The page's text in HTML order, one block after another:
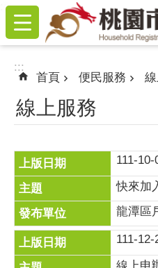
跳到主要內容區塊
:::
:::
首頁 便民服務
線上服務
111-10-
快來加
龍潭區
111-12-